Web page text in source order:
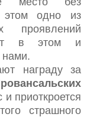
этом одно из
проявлений
в этом и
нами.
награду за
приоткроется
страшного